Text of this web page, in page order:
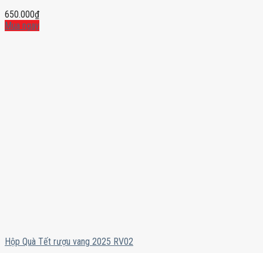
650.000₫
Mua ngay
Hộp Quà Tết rượu vang 2025 RV02